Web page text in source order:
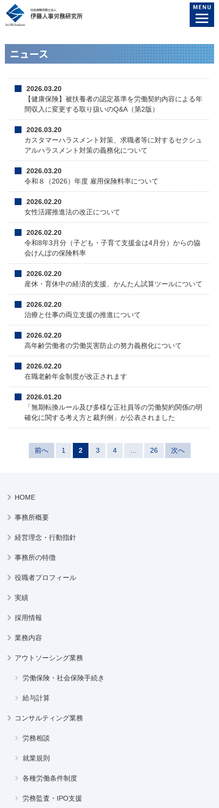
ニュース
2026.03.20
【健康保険】被扶養者の認定基準を労働契約内容による年
間収入に変更する取り扱いのQ&A（第2版）
2026.03.20
カスタマーハラスメント対策、求職者等に対するセクシュ
アルハラスメント対策の義務化について
2026.03.20
令和８（2026）年度 雇用保険料率について
2026.02.20
女性活躍推進法の改正について
2026.02.20
令和8年3月分（子ども・子育て支援金は4月分）からの協
会けんぽの保険料率
2026.02.20
産休・育休中の経済的支援、かんたん試算ツールについて
2026.02.20
治療と仕事の両立支援の推進について
2026.02.20
高年齢労働者の労働災害防止の努力義務化について
2026.02.20
在職老齢年金制度が改正されます
2026.01.20
「無期転換ルール及び多様な正社員等の労働契約関係の明
確化に関する考え方と裁判例」が公表されました
前へ 1 2 3 4 26 次へ
HOME
事務所概要
経営理念・行動指針
事務所の特徴
役職者プロフィール
実績
採用情報
業務内容
アウトソーシング業務
労働保険・社会保険手続き
給与計算
コンサルティング業務
労務相談
就業規則
各種労働条件制度
労務監査・IPO支援